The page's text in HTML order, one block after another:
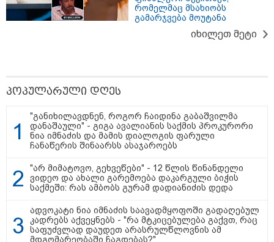
ლარიდან
თბილისი - ჰერაკლიონი 1778.80
თბილისი - ბუდაპეშტი 1421.00
ლარიდან
რომელმაც მსახიობს
გამარჯვება მოუტანა
იხილეთ მეტი
პოპულარული დღეს
"განიხილავდნენ, როგორ ჩაიდინა გაბაშვილმა
დანაშაული" - გიგა ავალიანის საქმის პროკურორი
ნია იმნაძის და მამის დიალოგის ფარული
ჩანაწერის შინაარსს ასაჯაროებს
"არ მიმატოვო, გეხვეწები" - 12 წლის წინანდელი
ვიდეო და ახალი გარემოება დაკარგული ბიჭის
საქმეში: რას ამბობს გურამ დადიანიძის დედა
ადვოკატი ნია იმნაძის საავადმყოფოში გადაღებულ
კადრებს აქვეყნებს - "რა მტკიცებულება გაქვთ, რაც
საფუძვლად დაუდეთ არასრულწლოვნის ამ
მდგომარეობაში ჩაგდებას?"